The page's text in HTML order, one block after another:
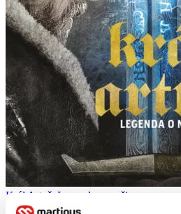
Král Artuš: Legenda o meči
CZ